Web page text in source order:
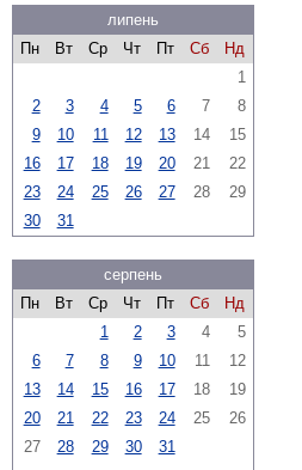
липень
Пн
Вт Ср Чт Пт Сб
Нд
1
2
3 4 5 6 7
8
9
10 11 12 13 14
15
16
17 18 19 20 21
22
23
24 25 26 27 28
29
30
31
серпень
Пн
Вт Ср Чт Пт Сб
Нд
1
2 3 4
5
6
7 8 9 10 11
12
13
14 15 16 17 18
19
20
21 22 23 24 25
26
27
28 29 30 31